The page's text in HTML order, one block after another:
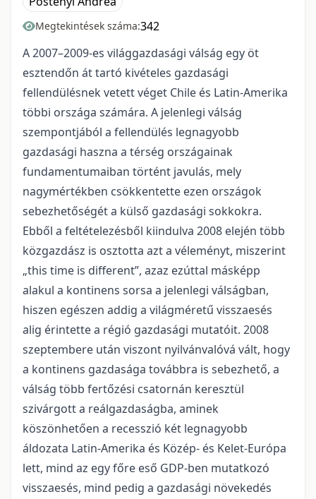
Megtekintések száma:342
A 2007–2009-es világgazdasági válság egy öt
esztendőn át tartó kivételes gazdasági
fellendülésnek vetett véget Chile és Latin-Amerika
többi országa számára. A jelenlegi válság
szempontjából a fellendülés legnagyobb
gazdasági haszna a térség országainak
fundamentumaiban történt javulás, mely
nagymértékben csökkentette ezen országok
sebezhetőségét a külső gazdasági sokkokra.
Ebből a feltételezésből kiindulva 2008 elején több
közgazdász is osztotta azt a véleményt, miszerint
„this time is different”, azaz ezúttal másképp
alakul a kontinens sorsa a jelenlegi válságban,
hiszen egészen addig a világméretű visszaesés
alig érintette a régió gazdasági mutatóit. 2008
szeptembere után viszont nyilvánvalóvá vált, hogy
a kontinens gazdasága továbbra is sebezhető, a
válság több fertőzési csatornán keresztül
szivárgott a reálgazdaságba, aminek
köszönhetően a recesszió két legnagyobb
áldozata Latin-Amerika és Közép- és Kelet-Európa
lett, mind az egy főre eső GDP-ben mutatkozó
visszaesés, mind pedig a gazdasági növekedés